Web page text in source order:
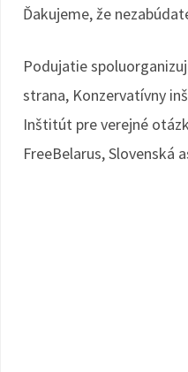
Ďakujeme, že
Podujatie
strana, Konzervatívny
Inštitút pre verejné
FreeBelarus, Slovenská